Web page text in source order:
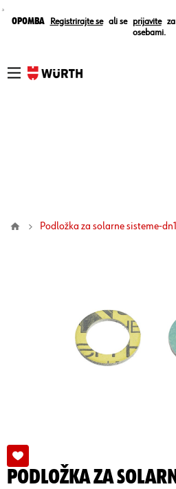
¸
Opomba Registrirajte se ali se prijavite
osebami.
podložka za solarne sisteme-
PODLOŽKA ZA